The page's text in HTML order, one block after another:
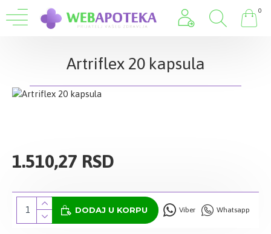
0
Artriflex 20 kapsula
1.510,27 RSD
DODAJ U KORPU Viber Whatsapp